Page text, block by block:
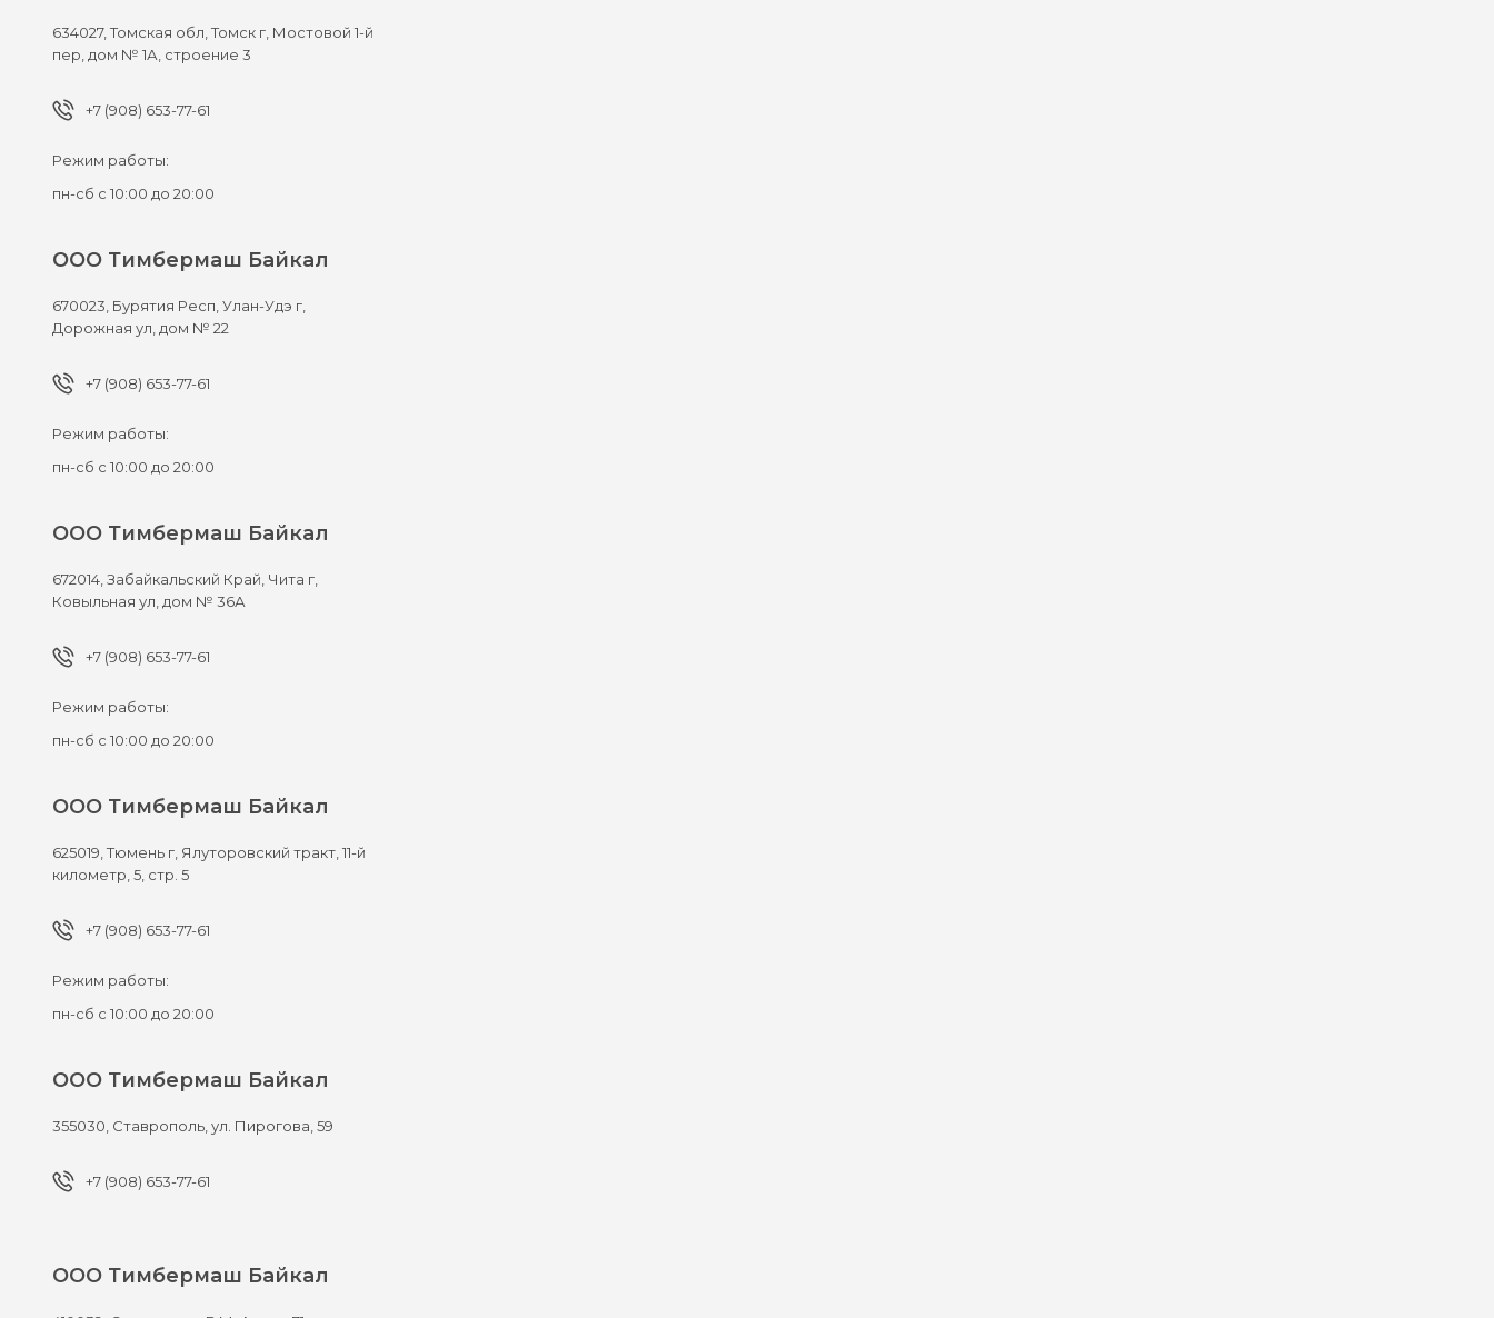
634027,Томская обл, Томск г, Мостовой 1-й
пер, дом № 1А, строение 3
+7 (908) 653-77-61
Режим работы:
пн-сб с 10:00 до 20:00
ООО Тимбермаш Байкал
670023, Бурятия Респ, Улан-Удэ г,
Дорожная ул, дом № 22
+7 (908) 653-77-61
Режим работы:
пн-сб с 10:00 до 20:00
ООО Тимбермаш Байкал
672014,Забайкальский Край, Чита г,
Ковыльная ул, дом № 36А
+7 (908) 653-77-61
Режим работы:
пн-сб с 10:00 до 20:00
ООО Тимбермаш Байкал
625019,Тюмень г, Ялуторовский тракт, 11-й
километр, 5, стр. 5
+7 (908) 653-77-61
Режим работы:
пн-сб с 10:00 до 20:00
ООО Тимбермаш Байкал
355030, Ставрополь,ул. Пирогова, 59
+7 (908) 653-77-61
ООО Тимбермаш Байкал